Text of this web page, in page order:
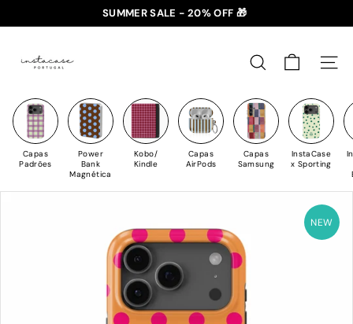
para
Conteúdo
slideshow
✈️ PORTES GRÁTIS: +35€ 🇵🇹🇪🇸 | +50€ 🇪🇺
SUMMER SALE - 20% OFF 🎁
n
t
a
C
a
s
PESQUISAR
Capas
Padrões
Power
Bank
Magnética
Kobo/
Kindle
Capas
AirPods
Capas
Samsung
InstaCase
x Sporting
NEW